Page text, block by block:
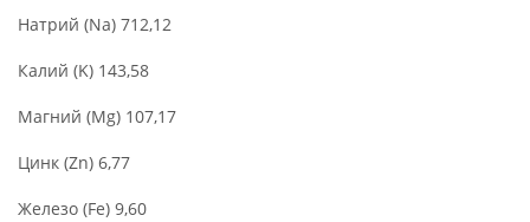
Натрий (Na) 712,12
Калий (K) 143,58
Магний (Mg) 107,17
Цинк (Zn) 6,77
Железо (Fe) 9,60